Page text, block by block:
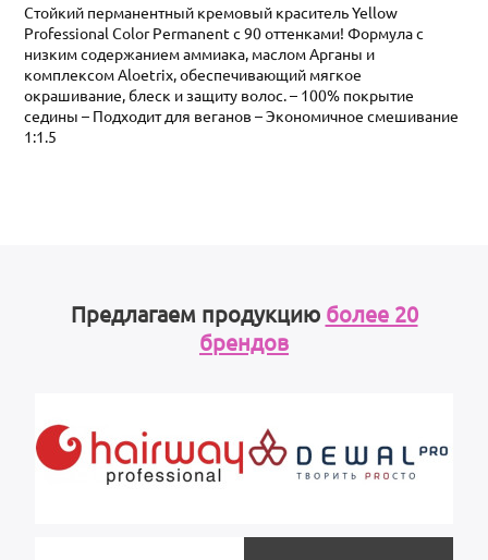
Стойкий перманентный кремовый краситель Yellow
Professional Color Permanent с 90 оттенками! Формула с
низким содержанием аммиака, маслом Арганы и
комплексом Aloetrix, обеспечивающий мягкое
окрашивание, блеск и защиту волос. – 100% покрытие
седины – Подходит для веганов – Экономичное смешивание
1:1.5
Предлагаем продукцию более 20
брендов